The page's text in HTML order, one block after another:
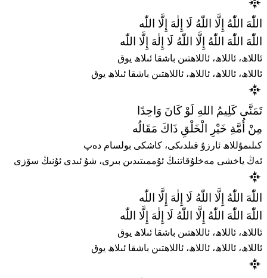
اللّٰهَ اللّٰهُ إِلَّا اللّٰهُ لَا إِلٰهَ إِلَّا اللّٰه
اللّٰهَ اللّٰهَ اللّٰهُ إِلَّا اللّٰهُ لَا إِلٰهَ إِلَّا اللّٰه
ئاللاھ، ئاللاھ، ئاللاھتىن باشقا ئىلاھ يوق
ئاللاھ، ئاللاھ، ئاللاھ، ئاللاھتىن باشقا ئىلاھ يوق
تَمَنَّى كَلِيمُ اللهِ لَوْ كَانَ وَاحِدًا
مِنْ أُمَّةِ خَيْرِ الْخَلْقِ ذَاكَ مَقَالُه
كىلىمۇللاھ ئارزۇ قىلدىكى، كاشكى بولسام دەپ
ئەڭ ياخشى مەخلۇقاتنىڭ ئۇممىتىدىن بىرى، شۇ ئىدى ئۇنىڭ سۆزى
اللّٰهَ اللّٰهُ إِلَّا اللّٰهُ لَا إِلٰهَ إِلَّا اللّٰه
اللّٰهَ اللّٰهَ اللّٰهُ إِلَّا اللّٰهُ لَا إِلٰهَ إِلَّا اللّٰه
ئاللاھ، ئاللاھ، ئاللاھتىن باشقا ئىلاھ يوق
ئاللاھ، ئاللاھ، ئاللاھ، ئاللاھتىن باشقا ئىلاھ يوق